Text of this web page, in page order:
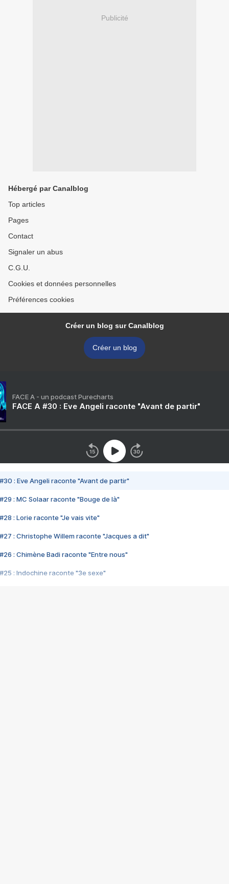
Publicité
Hébergé par Canalblog
Top articles
Pages
Contact
Signaler un abus
C.G.U.
Cookies et données personnelles
Préférences cookies
Créer un blog sur Canalblog
Créer un blog
FACE A - un podcast Purecharts
FACE A #30 : Eve Angeli raconte "Avant de partir"
#30 : Eve Angeli raconte "Avant de partir"
#29 : MC Solaar raconte "Bouge de là"
#28 : Lorie raconte "Je vais vite"
#27 : Christophe Willem raconte "Jacques a dit"
#26 : Chimène Badi raconte "Entre nous"
#25 : Indochine raconte "3e sexe"